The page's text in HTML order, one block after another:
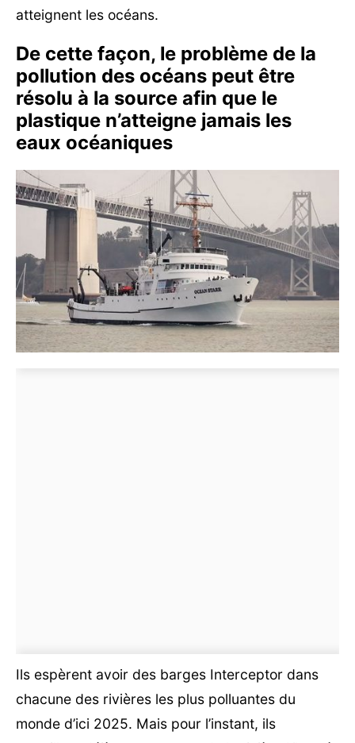
atteignent les océans.
De cette façon, le problème de la
pollution des océans peut être
résolu à la source afin que le
plastique n’atteigne jamais les
eaux océaniques
Ils espèrent avoir des barges Interceptor dans
chacune des rivières les plus polluantes du
monde d’ici 2025. Mais pour l’instant, ils